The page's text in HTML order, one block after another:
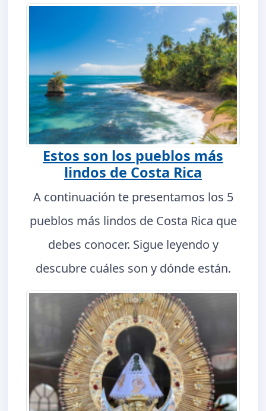
Estos son los pueblos más
lindos de Costa Rica
A continuación te presentamos los 5
pueblos más lindos de Costa Rica que
debes conocer. Sigue leyendo y
descubre cuáles son y dónde están.